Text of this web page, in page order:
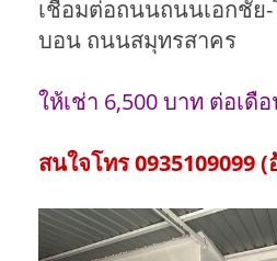
เชื่อมต่อถนนถนนเอกชัย-
บอน ถนนสมุทรสาคร
ให้เช่า 6,500 บาท ต่อเดื
สนใจโทร 0935109099 (